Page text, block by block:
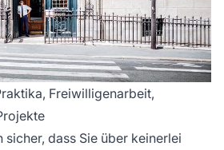
Freiwilligenarbeit,
dass Sie über keinerlei